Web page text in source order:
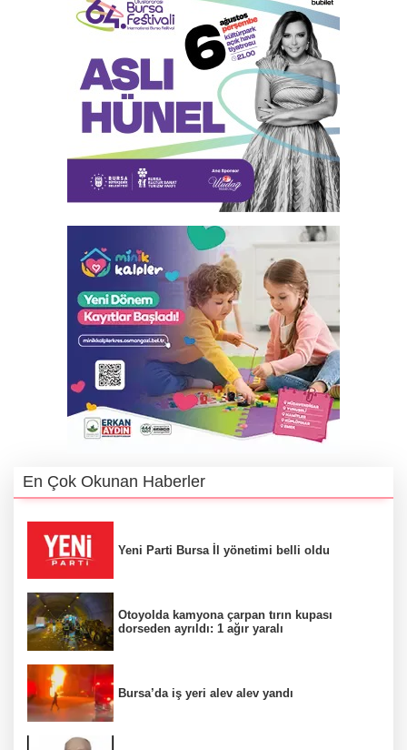
En Çok Okunan Haberler
Yeni Parti Bursa İl yönetimi belli oldu
Otoyolda kamyona çarpan tırın kupası
dorseden ayrıldı: 1 ağır yaralı
Bursa’da iş yeri alev alev yandı